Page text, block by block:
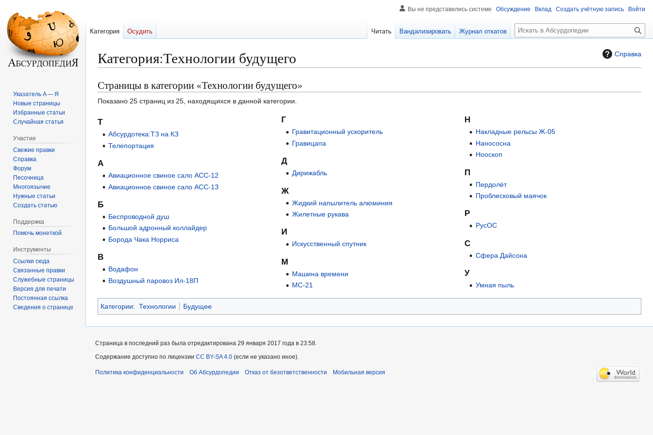
Справка
Категория:Технологии будущего
Перейти
к
навигации
Перейти
к
поиску
Страницы в категории «Технологии будущего»
Показано 25 страниц из 25, находящихся в данной категории.
Т
Абсурдотека:ТЗ на КЗ
Телепортация
А
Авиационное свиное сало АСС-12
Авиационное свиное сало АСС-13
Б
Беспроводной душ
Большой адронный коллайдер
Борода Чака Норриса
В
Водафон
Воздушный паровоз Ил-18П
Г
Гравитационный ускоритель
Гравицапа
Д
Дирижабль
Ж
Жидкий напылитель алюминия
Жилетные рукава
И
Искусственный спутник
М
Машина времени
МС-21
Н
Накладные рельсы Ж-05
Нанососна
Нооскоп
П
Пердолёт
Проблесковый маячок
Р
РусОС
С
Сфера Дайсона
У
Умная пыль
Категории: Технологии Будущее
Вы не представились системе Обсуждение Вклад Создать учётную запись Войти
Категория Осудить Читать Вандализировать Журнал откатов
П
о
к
Указатель А — Я
Новые страницы
Избранные статьи
Случайная статья
Участие
Свежие правки
Справка
Форум
Песочница
Многоязычие
Нужные статьи
Создать статью
Поддержка
Помочь монеткой
Инструменты
Ссылки сюда
Связанные правки
Служебные страницы
Версия для печати
Постоянная ссылка
Сведения о странице
Страница в последний раз была отредактирована 29 января 2017 года в 23:58.
Содержание доступно по лицензии CC BY-SA 4.0 (если не указано иное).
Политика конфиденциальности Об Абсурдопедии Отказ от безответственности Мобильная версия